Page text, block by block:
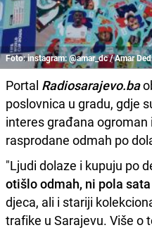
Foto: instagram: @amar_dc / Amar
Portal Radiosarajevo.ba
poslovnica u gradu, gdje
interes građana ogroman
rasprodane odmah po
"Ljudi dolaze i kupuju po
otišlo odmah, ni pola
djeca, ali i stariji
trafike u Sarajevu. Više o